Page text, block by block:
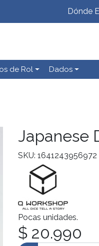
Dónde
de Rol Dados
Japanese
SKU: 1641243956972
Pocas unidades.
$ 20.990